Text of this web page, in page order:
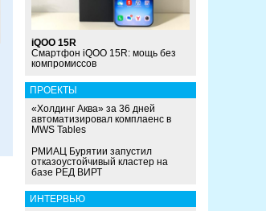
iQOO 15R
Смартфон iQOO 15R: мощь без
компромиссов
ПРОЕКТЫ
«Холдинг Аква» за 36 дней
автоматизировал комплаенс в
MWS Tables
РМИАЦ Бурятии запустил
отказоустойчивый кластер на
базе РЕД ВИРТ
ИНТЕРВЬЮ